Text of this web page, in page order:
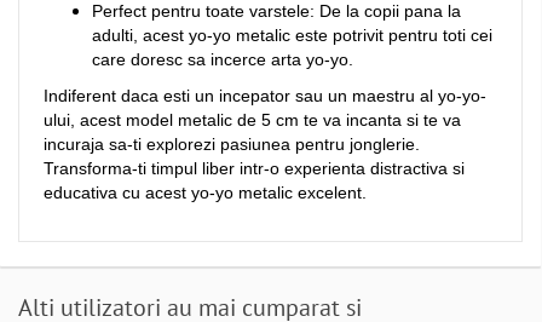
Perfect pentru toate varstele: De la copii pana la
adulti, acest yo-yo metalic este potrivit pentru toti cei
care doresc sa incerce arta yo-yo.
Indiferent daca esti un incepator sau un maestru al yo-yo-
ului, acest model metalic de 5 cm te va incanta si te va
incuraja sa-ti explorezi pasiunea pentru jonglerie.
Transforma-ti timpul liber intr-o experienta distractiva si
educativa cu acest yo-yo metalic excelent.
Alti utilizatori au mai cumparat si